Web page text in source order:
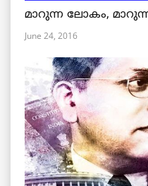
മാറുന്ന ലോകം,
June 24, 2016